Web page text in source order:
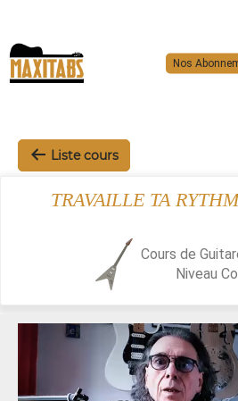
Nos
Liste cours
TRAVAILLE TA
Cours de
Niveau